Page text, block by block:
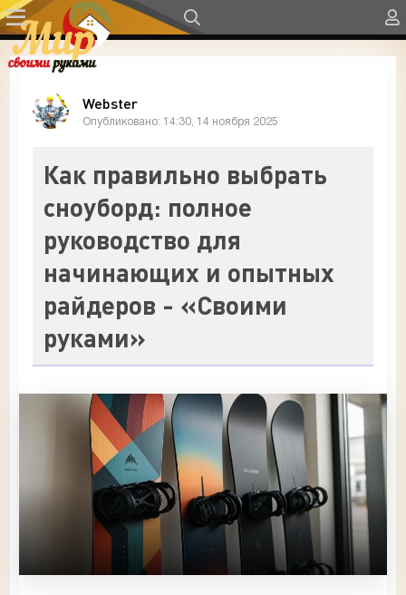
Webster
Опубликовано: 14:30, 14 ноября 2025
Как правильно выбрать
сноуборд: полное
руководство для
начинающих и опытных
райдеров - «Своими
руками»